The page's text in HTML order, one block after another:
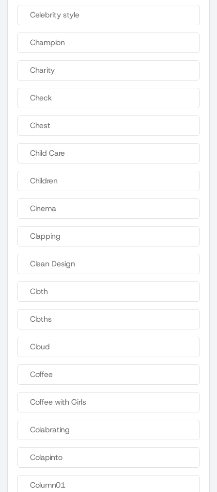
Celebrity style
Champion
Charity
Check
Chest
Child Care
Children
Cinema
Clapping
Clean Design
Cloth
Cloths
Cloud
Coffee
Coffee with Girls
Colabrating
Colapinto
Column01